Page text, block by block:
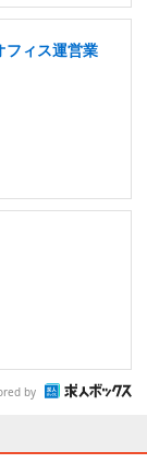
フィス運営業
by